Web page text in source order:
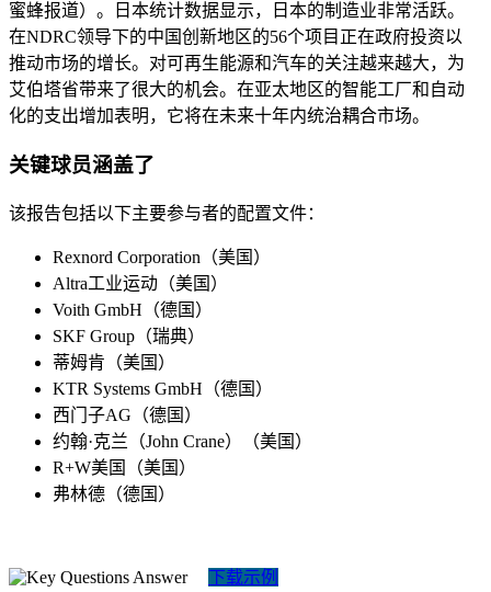
蜜蜂报道）。日本统计数据显示，日本的制造业非常活跃。
在NDRC领导下的中国创新地区的56个项目正在政府投资以
推动市场的增长。对可再生能源和汽车的关注越来越大，为
艾伯塔省带来了很大的机会。在亚太地区的智能工厂和自动
化的支出增加表明，它将在未来十年内统治耦合市场。
关键球员涵盖了
该报告包括以下主要参与者的配置文件：
Rexnord Corporation（美国）
Altra工业运动（美国）
Voith GmbH（德国）
SKF Group（瑞典）
蒂姆肯（美国）
KTR Systems GmbH（德国）
西门子AG（德国）
约翰·克兰（John Crane）（美国）
R+W美国（美国）
弗林德（德国）
下载示例